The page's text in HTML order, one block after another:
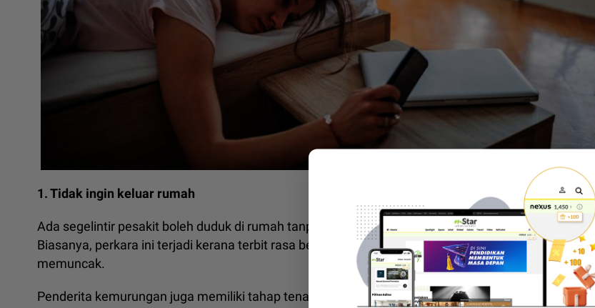
1. Tidak ingin keluar rumah
Ada segelintir pesakit boleh duduk di rumah tanpa keluar selama berminggu-minggu lamanya.
Biasanya, perkara ini terjadi kerana terbit rasa benci pada diri sendiri atau rasa tertekan yang
memuncak.
Penderita kemurungan juga memiliki tahap tenaga yang sangat rendah dan turut menjadi penyebab